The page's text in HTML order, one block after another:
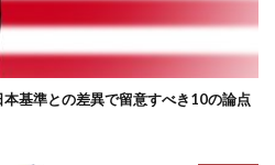
本基準との差異で留意すべき10の論点